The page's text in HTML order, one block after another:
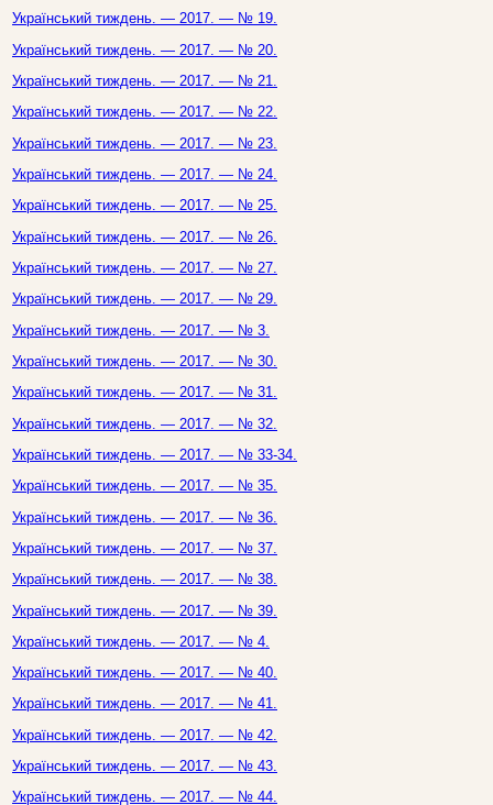
Український тиждень. — 2017. — № 19.
Український тиждень. — 2017. — № 20.
Український тиждень. — 2017. — № 21.
Український тиждень. — 2017. — № 22.
Український тиждень. — 2017. — № 23.
Український тиждень. — 2017. — № 24.
Український тиждень. — 2017. — № 25.
Український тиждень. — 2017. — № 26.
Український тиждень. — 2017. — № 27.
Український тиждень. — 2017. — № 29.
Український тиждень. — 2017. — № 3.
Український тиждень. — 2017. — № 30.
Український тиждень. — 2017. — № 31.
Український тиждень. — 2017. — № 32.
Український тиждень. — 2017. — № 33-34.
Український тиждень. — 2017. — № 35.
Український тиждень. — 2017. — № 36.
Український тиждень. — 2017. — № 37.
Український тиждень. — 2017. — № 38.
Український тиждень. — 2017. — № 39.
Український тиждень. — 2017. — № 4.
Український тиждень. — 2017. — № 40.
Український тиждень. — 2017. — № 41.
Український тиждень. — 2017. — № 42.
Український тиждень. — 2017. — № 43.
Український тиждень. — 2017. — № 44.